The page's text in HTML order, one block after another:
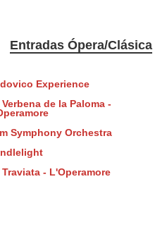
Entradas Ópera/Clásica
Experience
Verbena de la Paloma -
Symphony Orchestra
Traviata - L'Operamore